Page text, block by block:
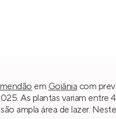
em Goiânia com
As plantas variam entre
ampla área de lazer.